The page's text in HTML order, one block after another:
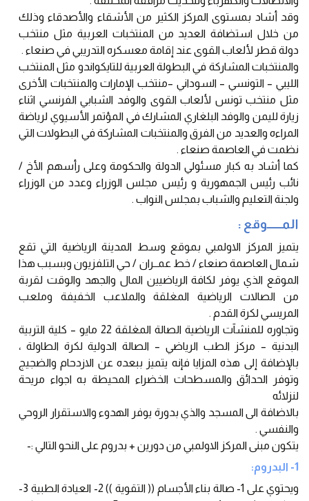
وقد أشاد بمستوى المركز الكثير من الأشقاء والأصدقاء وذلك
من خلال استضافة العديد من المنتخبات العربية مثل منتخب
دولة قطر لألعاب القوى عند إقامة معسكره التدريبي في صنعاء .
والمنتخبات المشاركة في البطولة العربية للتايكواندو مثل المنتخب
الليبي – التونسي – السوداني –منتخب الإمارات والمنتخبات الأخرى
مثل منتخب تونس لألعاب القوى والوفد الشبابي الفرنسي اثناء
زيارة لليمن والوفد البلغاري المشارك في المؤتمر الأسيوي لرياضة
المراءه والعديد من الفرق والمنتخبات المشاركة في البطولات التي
نظمت في العاصمة صنعاء .
كما أشاد به كبار مسئولي الدولة والحكومة وعلى رأسهم الأخ /
نائب رئيس الجمهورية و رئيس مجلس الوزراء وعدد من الوزراء
ولجنة التعليم والشباب بمجلس النواب .
المـــــــوقع :
يتميز المركز الاولمبي بموقع وسط المدينة الرياضية التي تقع
شمال العاصمة صنعاء / خط عمــران / حي التلفزيون وبسبب هذا
الموقع الذي يوفر لكافة الرياضيين المال والجهد والوقت لقربة
من الصالات الرياضية المغلقة والملاعب الخفيفة وملعب
المريسي لكرة القدم .
وتجاوره للمنشآت الرياضية الصالة المغلقة 22 مايو – كلية التربية
البدنية – مركز الطب الرياضي – الصالة الدولية لكرة الطاولة ،
بالإضافة إلى هذه المزايا فإنه يتميز ببعده عن الازدحام والضجيج
وتوفر الحدائق والمسطحات الخضراء المحيطة به اجواء مريحة
لنزلائه
بالاضافة الى المسجد والذي بدورة يوفر الهدوء والاستقرار الروحي
والنفسي .
يتكون مبنى المركز الاولمبي من دورين + بدروم على النحو التالي :-
1- البدروم:
ويحتوي على 1- صالة بناء الأجسام (( التقوية )) 2- العيادة الطبية 3-